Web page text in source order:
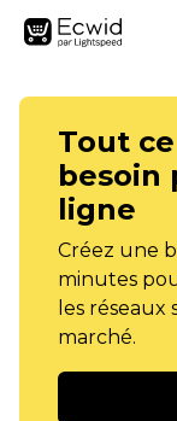
Tout
besoin
ligne
Créez une
minutes
les réseaux
marché.